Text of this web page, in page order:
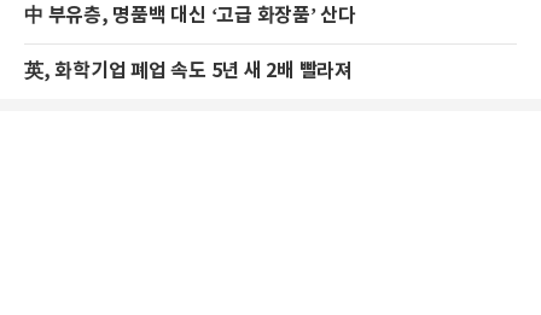
中 부유층, 명품백 대신 ‘고급 화장품’ 산다
英, 화학기업 폐업 속도 5년 새 2배 빨라져